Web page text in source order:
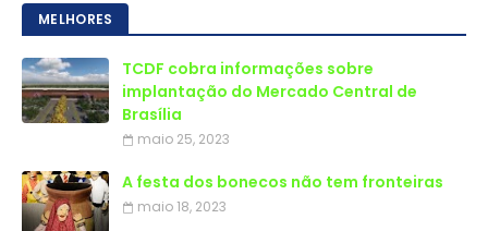
MELHORES
TCDF cobra informações sobre
implantação do Mercado Central de
Brasília
maio 25, 2023
A festa dos bonecos não tem fronteiras
maio 18, 2023